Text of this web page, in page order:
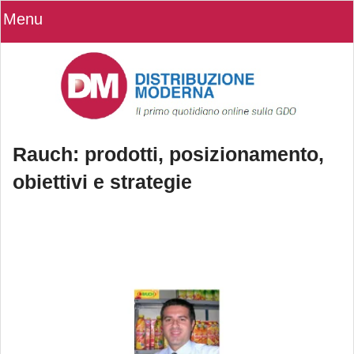
Menu
Rauch: prodotti, posizionamento,
obiettivi e strategie